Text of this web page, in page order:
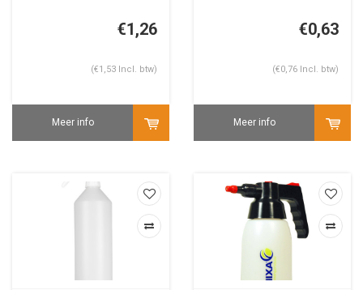
€1,26
(€1,53 Incl. btw)
Meer info
€0,63
(€0,76 Incl. btw)
Meer info